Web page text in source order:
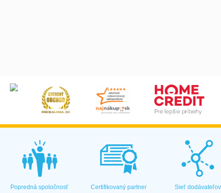
Popredná spoločnosť Certifikovaný partner Sieť dodávateľov